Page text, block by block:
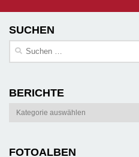
SUCHEN
Suchen
BERICHTE
Berichte
FOTOALBEN